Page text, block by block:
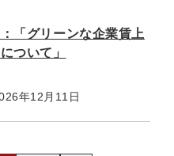
「グリーンな企業賃上
ついて」
年12月11日